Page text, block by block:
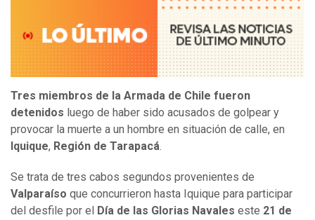
Tres miembros de la Armada de Chile fueron
detenidos luego de haber sido acusados de golpear y
provocar la muerte a un hombre en situación de calle, en
Iquique, Región de Tarapacá.
Se trata de tres cabos segundos provenientes de
Valparaíso que concurrieron hasta Iquique para participar
del desfile por el
Día de las Glorias Navales este 21 de